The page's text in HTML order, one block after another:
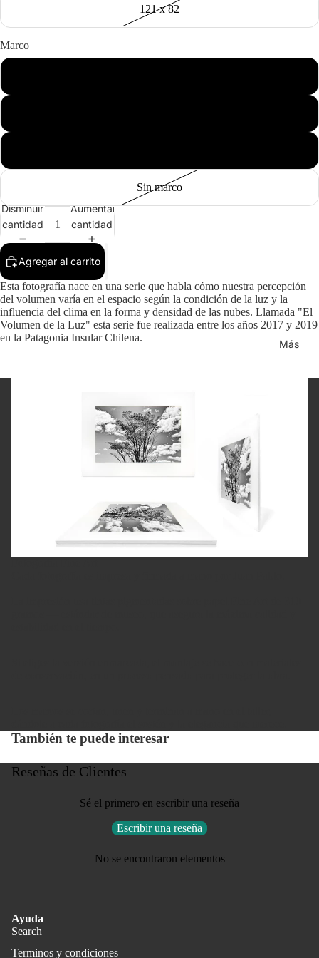
Más
121 x 82
Marco
Sin marco
Disminuir
cantidad
Aumentar
cantidad
Agregar al carrito
Esta fotografía nace en una serie que habla cómo nuestra percepción
del volumen varía en el espacio según la condición de la luz y la
influencia del clima en la forma y densidad de las nubes. Llamada "El
Volumen de la Luz" esta serie fue realizada entre los años 2017 y 2019
en la Patagonia Insular Chilena.
También te puede interesar
Reseñas de Clientes
Sé el primero en escribir una reseña
Escribir una reseña
No se encontraron elementos
Ayuda
Search
Terminos y condiciones